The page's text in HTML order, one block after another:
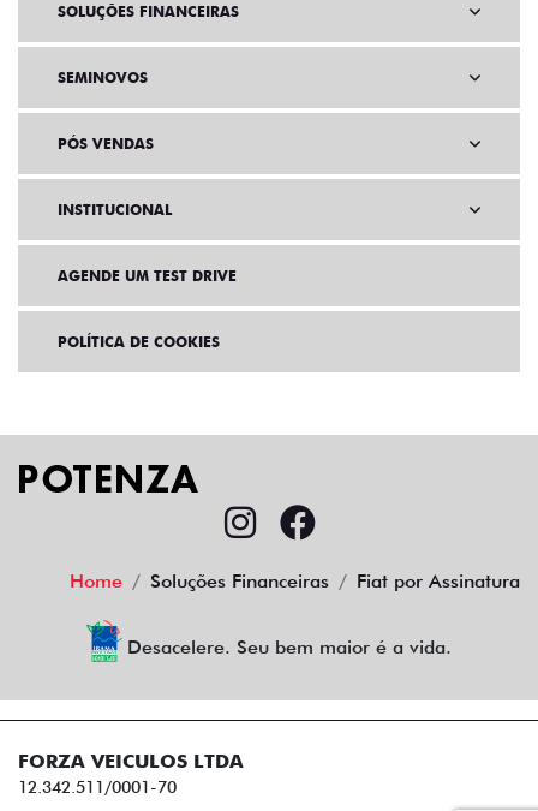
SOLUÇÕES FINANCEIRAS
SEMINOVOS
PÓS VENDAS
INSTITUCIONAL
AGENDE UM TEST DRIVE
POLÍTICA DE COOKIES
Home Soluções Financeiras Fiat por Assinatura
Desacelere. Seu bem maior é a vida.
FORZA VEICULOS LTDA
12.342.511/0001-70